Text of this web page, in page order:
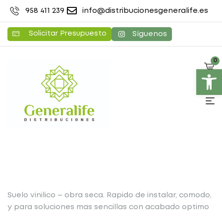
Abrir barra de herramientas
958 411 239 info@distribucionesgeneralife.es
Solicitar Presupuesto Síguenos
0
Suelo vinilico – obra seca. Rapido de instalar, comodo,
y para soluciones mas sencillas con acabado optimo